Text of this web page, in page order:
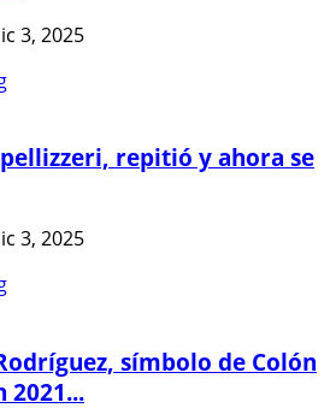
3, 2025
repitió y ahora se
3, 2025
símbolo de Colón
2021...